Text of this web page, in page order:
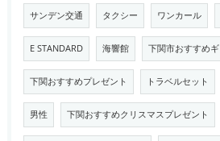
サンデン交通 タクシー ワンカール
E STANDARD 海響館 下関市おすすめギ
下関おすすめプレゼント トラベルセット
男性 下関おすすめクリスマスプレゼント